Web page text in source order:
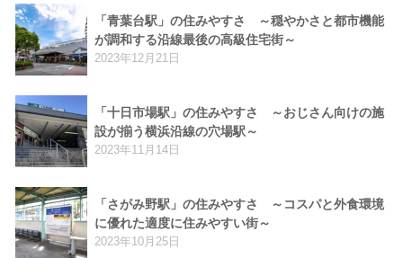
「青葉台駅」の住みやすさ ～穏やかさと都市機能
が調和する沿線最後の高級住宅街～
2023年12月21日
「十日市場駅」の住みやすさ ～おじさん向けの施
設が揃う横浜沿線の穴場駅～
2023年11月14日
「さがみ野駅」の住みやすさ ～コスパと外食環境
に優れた適度に住みやすい街～
2023年10月25日